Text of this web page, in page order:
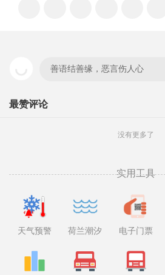
善语结善缘，恶言伤人心
最赞评论
没有更多了
实用工具
天气预警 荷兰潮汐 电子门票